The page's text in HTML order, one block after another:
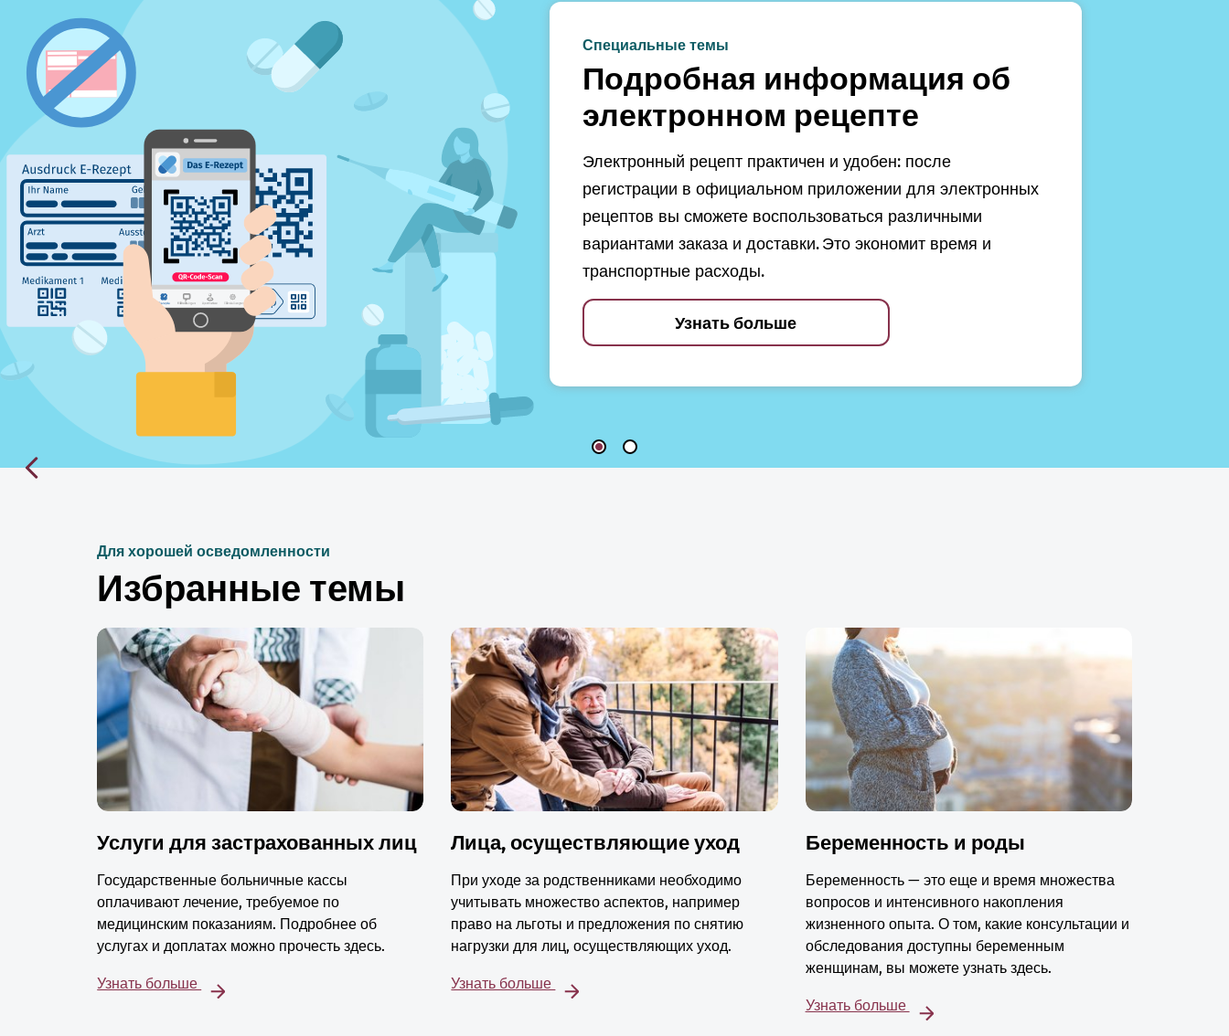
Специальные темы
Подробная информация об
электронном рецепте
Электронный рецепт практичен и удобен: после
регистрации в официальном приложении для электронных
рецептов вы сможете воспользоваться различными
вариантами заказа и доставки. Это экономит время и
транспортные расходы.
Узнать больше
Для хорошей осведомленности
Избранные темы
Услуги для застрахованных лиц
Государственные больничные кассы
оплачивают лечение, требуемое по
медицинским показаниям. Подробнее об
услугах и доплатах можно прочесть здесь.
Узнать больше
Лица, осуществляющие уход
При уходе за родственниками необходимо
учитывать множество аспектов, например
право на льготы и предложения по снятию
нагрузки для лиц, осуществляющих уход.
Узнать больше
Беременность и роды
Беременность — это еще и время множества
вопросов и интенсивного накопления
жизненного опыта. О том, какие консультации и
обследования доступны беременным
женщинам, вы можете узнать здесь.
Узнать больше